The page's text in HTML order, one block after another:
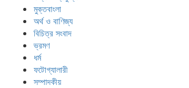
মুক্তবাংলা
অর্থ ও বাণিজ্য
বিচিত্র সংবাদ
ভ্রমণ
ধর্ম
ফটোগ্যালারী
সম্পাদকীয়